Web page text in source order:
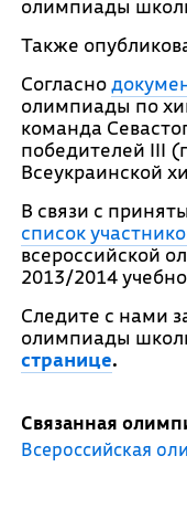
олимпиады
Также
Согласно
олимпиады по
команда
победителей III
Всеукраинской
В связи с
список
всероссийской
2013/2014
Следите с нами
олимпиады
странице.
Связанная
Всероссийская